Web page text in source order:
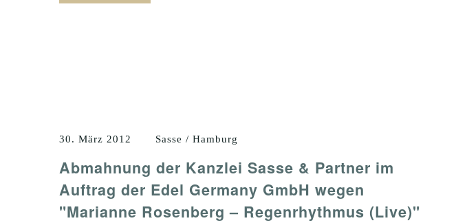
30. März 2012 Sasse / Hamburg
Abmahnung der Kanzlei Sasse & Partner im
Auftrag der Edel Germany GmbH wegen
"Marianne Rosenberg – Regenrhythmus (Live)"